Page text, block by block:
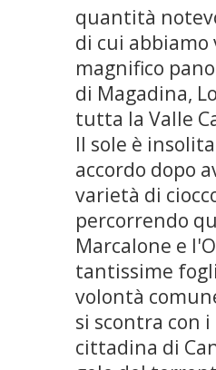
quantità
di cui
magnifico
di Magadina,
tutta la Valle
Il sole è
accordo dopo
varietà di
percorrendo
Marcalone e
tantissime
volontà
si scontra con
cittadina di